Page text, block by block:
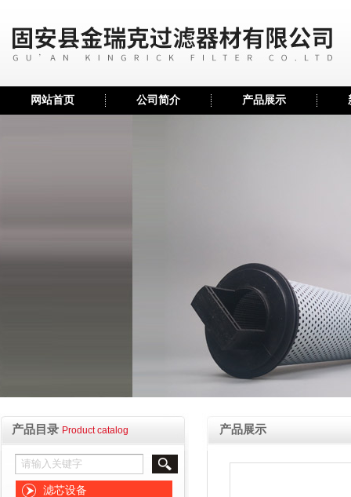
网站首页 公司简介 产品展示
产品目录 Product catalog
滤芯设备
产品展示